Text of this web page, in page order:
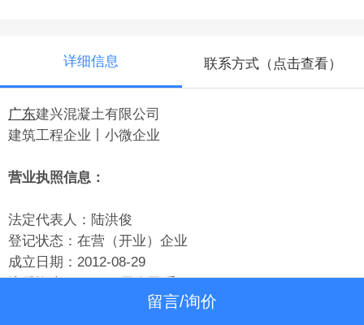
详细信息 联系方式（点击查看）
广东建兴混凝土有限公司
建筑工程企业丨小微企业
营业执照信息：
法定代表人：陆洪俊
登记状态：在营（开业）企业
成立日期：2012-08-29
实缴资本：1200万元人民币留言/询价